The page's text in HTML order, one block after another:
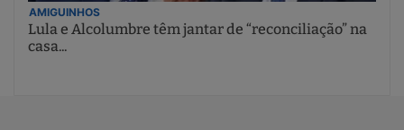
AMIGUINHOS
Lula e Alcolumbre têm jantar de “reconciliação” na
casa...